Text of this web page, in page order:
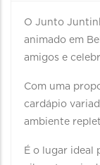
O Junto
animado em
amigos e
Com uma
cardápio
ambiente
É o lugar ideal